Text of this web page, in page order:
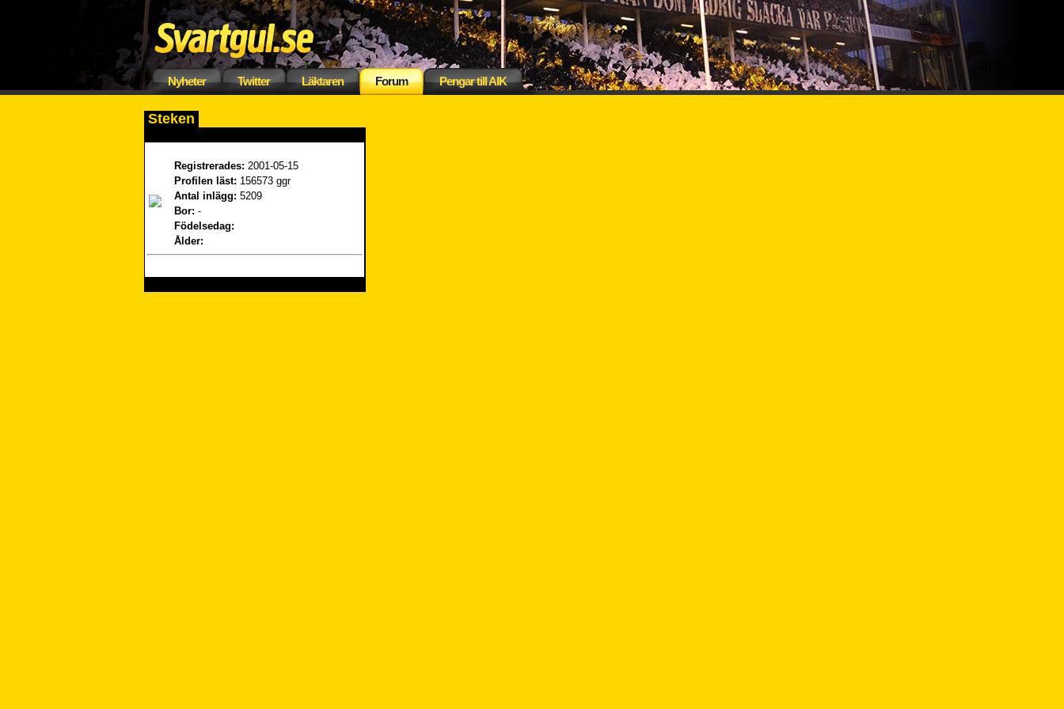
Nyheter Twitter Läktaren Forum Pengar till AIK
Steken
Registrerades: 2001-05-15
Profilen läst: 156573 ggr
Antal inlägg: 5209
Bor: -
Födelsedag:
Ålder: